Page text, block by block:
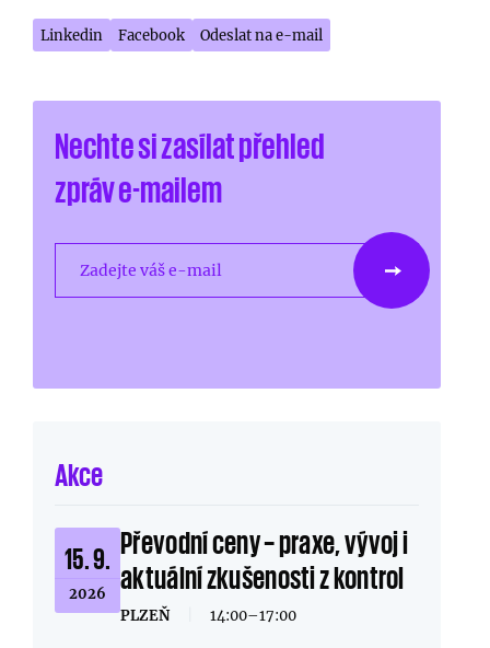
Linkedin Facebook Odeslat na e-mail
Nechte si zasílat přehled
zpráv e-mailem
Zadejte váš e-mail
Akce
15. 9.
2026
Převodní ceny – praxe, vývoj i
aktuální zkušenosti z kontrol
PLZEŇ 14:00–17:00